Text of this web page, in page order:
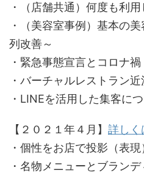
・（店舗共通）何度も利
・（美容室事例）基本の
列改善～
・緊急事態宣言とコロナ禍
・バーチャルレストラン
・LINEを活用した集客に
【２０２１年４月】 詳しく
・個性をお店で投影（表現
・名物メニューとブラン